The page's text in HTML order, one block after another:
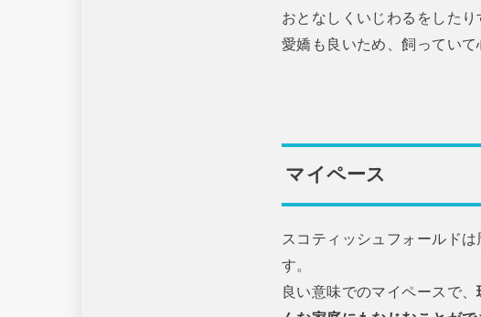
おとなしくいじわるをした
愛嬌も良いため、飼ってい
マイペース
スコティッシュフォールド
す。
良い意味でのマイペースで、